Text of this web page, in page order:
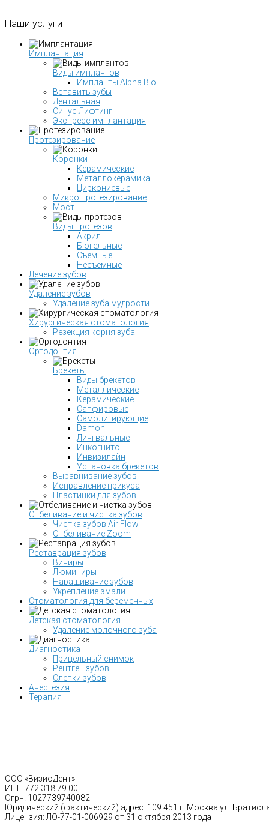
Наши услуги
Имплантация
Виды имплантов
Импланты Alpha Bio
Вставить зубы
Дентальная
Синус Лифтинг
Экспресс имплантация
Протезирование
Коронки
Керамические
Металлокерамика
Циркониевые
Микро протезирование
Мост
Виды протезов
Акрил
Бюгельные
Съемные
Несъемные
Лечение зубов
Удаление зубов
Удаление зуба мудрости
Хирургическая стоматология
Резекция корня зуба
Ортодонтия
Брекеты
Виды брекетов
Металлические
Керамические
Сапфировые
Самолигирующие
Damon
Лингвальные
Инкогнито
Инвизилайн
Установка брекетов
Выравнивание зубов
Исправление прикуса
Пластинки для зубов
Отбеливание и чистка зубов
Чистка зубов Air Flow
Отбеливание Zoom
Реставрация зубов
Виниры
Люминиры
Наращивание зубов
Укрепление эмали
Стоматология для беременных
Детская стоматология
Удаление молочного зуба
Диагностика
Прицельный снимок
Рентген зубов
Слепки зубов
Анестезия
Терапия
ООО «ВизиоДент»
ИНН 772 318 79 00
Огрн. 1027739740082
Юридический (фактический) адрес: 109 451 г. Москва ул.
Лицензия: ЛО-77-01-006929 от 31 октября 2013 года